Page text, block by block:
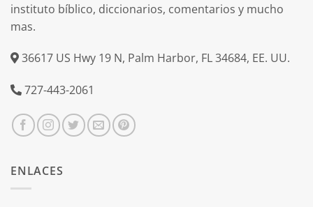
instituto bíblico, diccionarios, comentarios y mucho
mas.
36617 US Hwy 19 N, Palm Harbor, FL 34684, EE. UU.
727-443-2061
ENLACES